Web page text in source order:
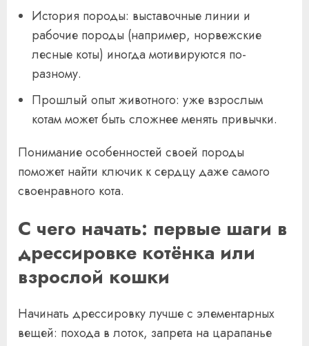
История породы: выставочные линии и
рабочие породы (например, норвежские
лесные коты) иногда мотивируются по-
разному.
Прошлый опыт животного: уже взрослым
котам может быть сложнее менять привычки.
Понимание особенностей своей породы
поможет найти ключик к сердцу даже самого
своенравного кота.
С чего начать: первые шаги в
дрессировке котёнка или
взрослой кошки
Начинать дрессировку лучше с элементарных
вещей: похода в лоток, запрета на царапанье